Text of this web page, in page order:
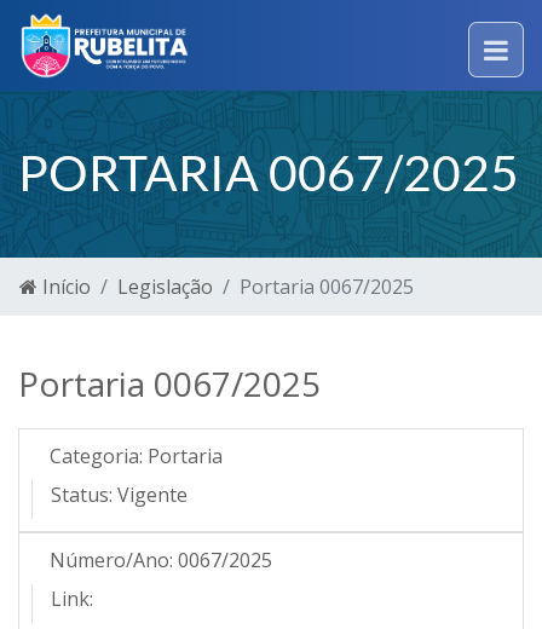
PORTARIA 0067/2025
Início Legislação Portaria 0067/2025
Portaria 0067/2025
Categoria: Portaria
Status: Vigente
Número/Ano: 0067/2025
Link: